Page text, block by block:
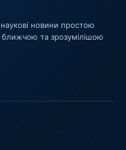
новини простою
та зрозумілішою